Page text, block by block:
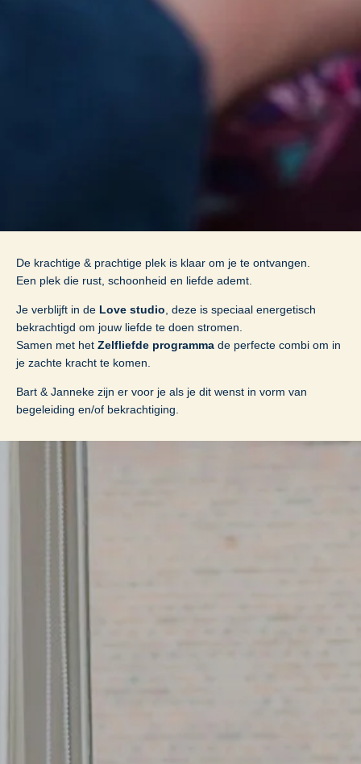
De krachtige & prachtige plek is klaar om je te ontvangen.
Een plek die rust, schoonheid en liefde ademt.
Je verblijft in de Love studio , deze is speciaal energetisch
bekrachtigd om jouw liefde te doen stromen.
Samen met het Zelfliefde programma de perfecte combi om in
je zachte kracht te komen.
Bart & Janneke zijn er voor je als je dit wenst in vorm van
begeleiding en/of bekrachtiging.